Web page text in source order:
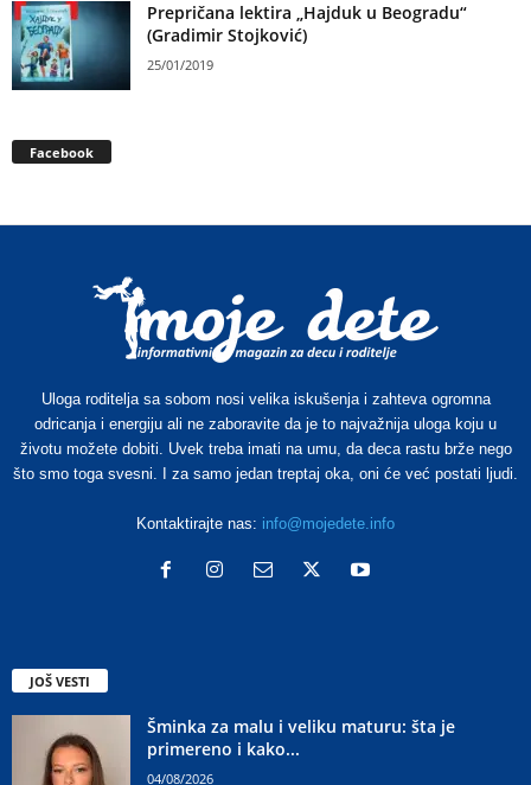
Prepričana lektira „Hajduk u Beogradu“
(Gradimir Stojković)
25/01/2019
Facebook
Uloga roditelja sa sobom nosi velika iskušenja i zahteva ogromna
odricanja i energiju ali ne zaboravite da je to najvažnija uloga koju u
životu možete dobiti. Uvek treba imati na umu, da deca rastu brže nego
što smo toga svesni. I za samo jedan treptaj oka, oni će već postati ljudi.
Kontaktirajte nas: info@mojedete.info
JOŠ VESTI
Šminka za malu i veliku maturu: šta je
primereno i kako...
04/08/2026